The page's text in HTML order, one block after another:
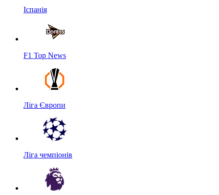
Іспанія
F1 Top News
Ліга Європи
Ліга чемпіонів